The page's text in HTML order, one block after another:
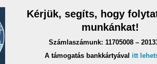
Kérjük, segíts, hogy
munkánkat!
Számlaszámunk: 11705008 –
A támogatás bankkártyával itt